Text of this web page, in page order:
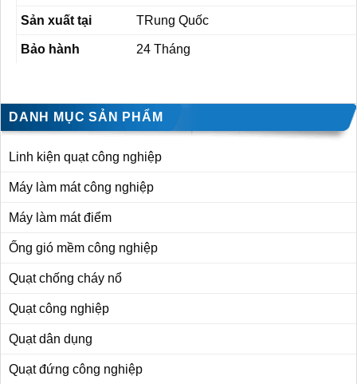
Sản xuất tại TRung Quốc
Bảo hành 24 Tháng
DANH MỤC SẢN PHẨM
Linh kiện quạt công nghiệp
Máy làm mát công nghiệp
Máy làm mát điểm
Ống gió mềm công nghiệp
Quạt chống cháy nổ
Quạt công nghiệp
Quạt dân dụng
Quạt đứng công nghiệp